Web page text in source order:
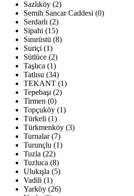
Sazlıköy (2)
Semih Sancar Caddesi (0)
Serdarlı (2)
Sipahi (15)
Sınırüstü (8)
Suriçi (1)
Sütlüce (2)
Taşlıca (1)
Tatlısu (34)
TEKANT (1)
Tepebaşı (2)
Tirmen (0)
Topçuköy (1)
Türkeli (1)
Türkmenköy (3)
Turnalar (7)
Turunçlu (1)
Tuzla (22)
Tuzluca (8)
Ulukışla (5)
Vadili (1)
Yarköy (26)